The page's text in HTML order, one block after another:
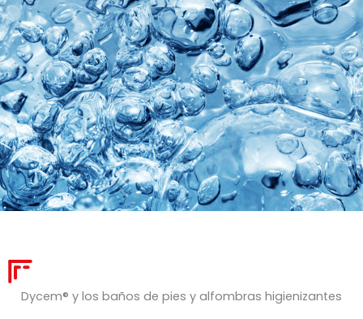
Dycem® y los baños de pies y alfombras higienizantes